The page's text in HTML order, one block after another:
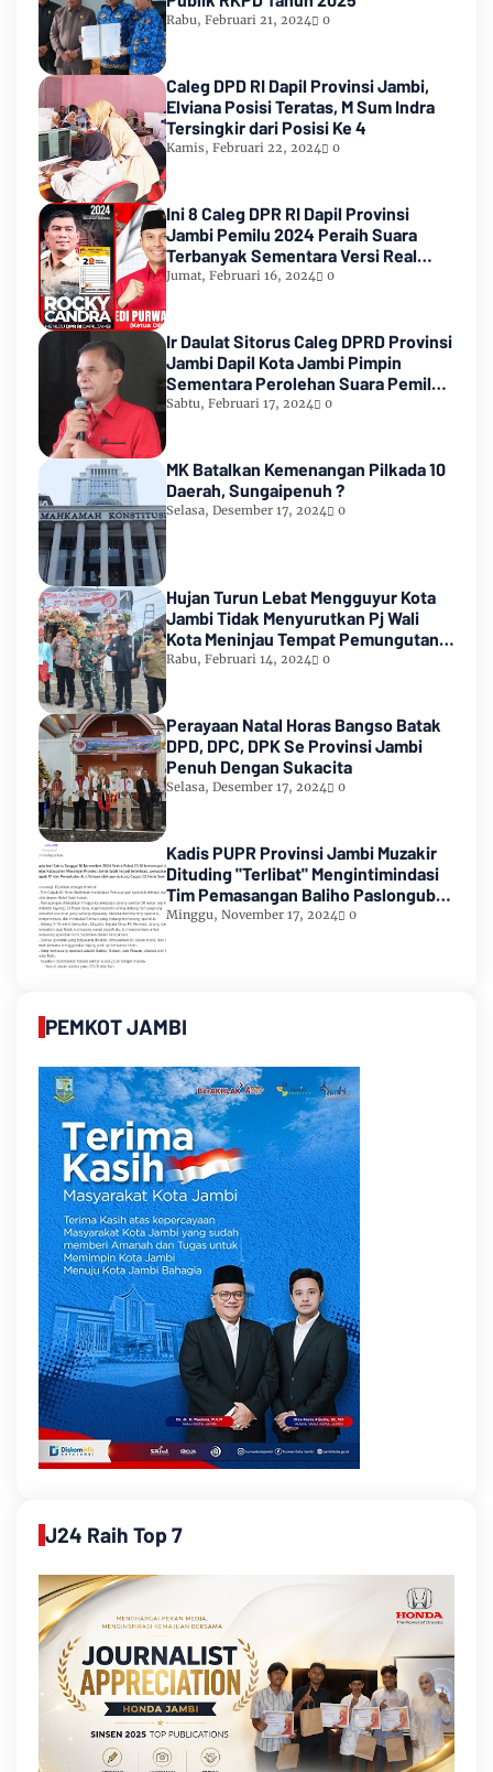
Rabu, Februari 21, 2024 0
Caleg DPD RI Dapil Provinsi Jambi,
Elviana Posisi Teratas, M Sum Indra
Tersingkir dari Posisi Ke 4
Kamis, Februari 22, 2024 0
Ini 8 Caleg DPR RI Dapil Provinsi
Jambi Pemilu 2024 Peraih Suara
Terbanyak Sementara Versi Real
Count KPU RI
Jumat, Februari 16, 2024 0
Ir Daulat Sitorus Caleg DPRD Provinsi
Jambi Dapil Kota Jambi Pimpin
Sementara Perolehan Suara Pemilu
2024
Sabtu, Februari 17, 2024 0
MK Batalkan Kemenangan Pilkada 10
Daerah, Sungaipenuh ?
Selasa, Desember 17, 2024 0
Hujan Turun Lebat Mengguyur Kota
Jambi Tidak Menyurutkan Pj Wali
Kota Meninjau Tempat Pemungutan
Suara Pemilu 2024
Rabu, Februari 14, 2024 0
Perayaan Natal Horas Bangso Batak
DPD, DPC, DPK Se Provinsi Jambi
Penuh Dengan Sukacita
Selasa, Desember 17, 2024 0
Kadis PUPR Provinsi Jambi Muzakir
Dituding "Terlibat" Mengintimindasi
Tim Pemasangan Baliho Paslongub
Romi-Sudirman
Minggu, November 17, 2024 0
PEMKOT JAMBI
J24 Raih Top 7